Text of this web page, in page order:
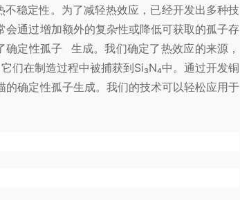
稳定性。为了减轻热效应，已经开发出多种技
通过增加额外的复杂性或降低可获取的孤子存
确定性孤子
生成。我们确定了热效应的来源，
们在制造过程中被捕获到Si₃N₄中。通过开发铜
确定性孤子生成。我们的技术可以轻松应用于